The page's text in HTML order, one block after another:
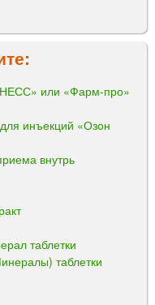
или «Фарм-про»
инъекций «Озон
внутрь
таблетки
таблетки